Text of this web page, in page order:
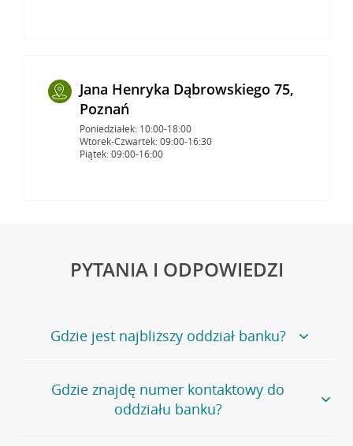
Jana Henryka Dąbrowskiego 75,
Poznań
Poniedziałek: 10:00-18:00
Wtorek-Czwartek: 09:00-16:30
Piątek: 09:00-16:00
PYTANIA I ODPOWIEDZI
Gdzie jest najbliższy oddział banku?
Jeśli szukasz oddziału naszego banku, zapraszamy na
stronęPlacówki i bankomaty, na której znajduje się
wygodna wyszukiwarka.
Gdzie znajdę numer kontaktowy do
oddziału banku?